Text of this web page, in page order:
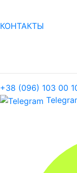
КОНТАКТЫ
+38 (096) 103 00